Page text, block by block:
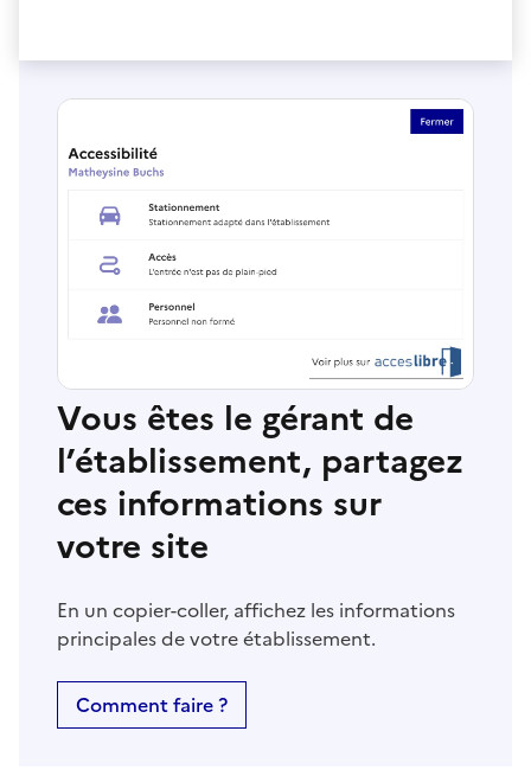
Vous êtes le gérant de
l’établissement, partagez
ces informations sur
votre site
En un copier-coller, affichez les informations
principales de votre établissement.
Comment faire ?